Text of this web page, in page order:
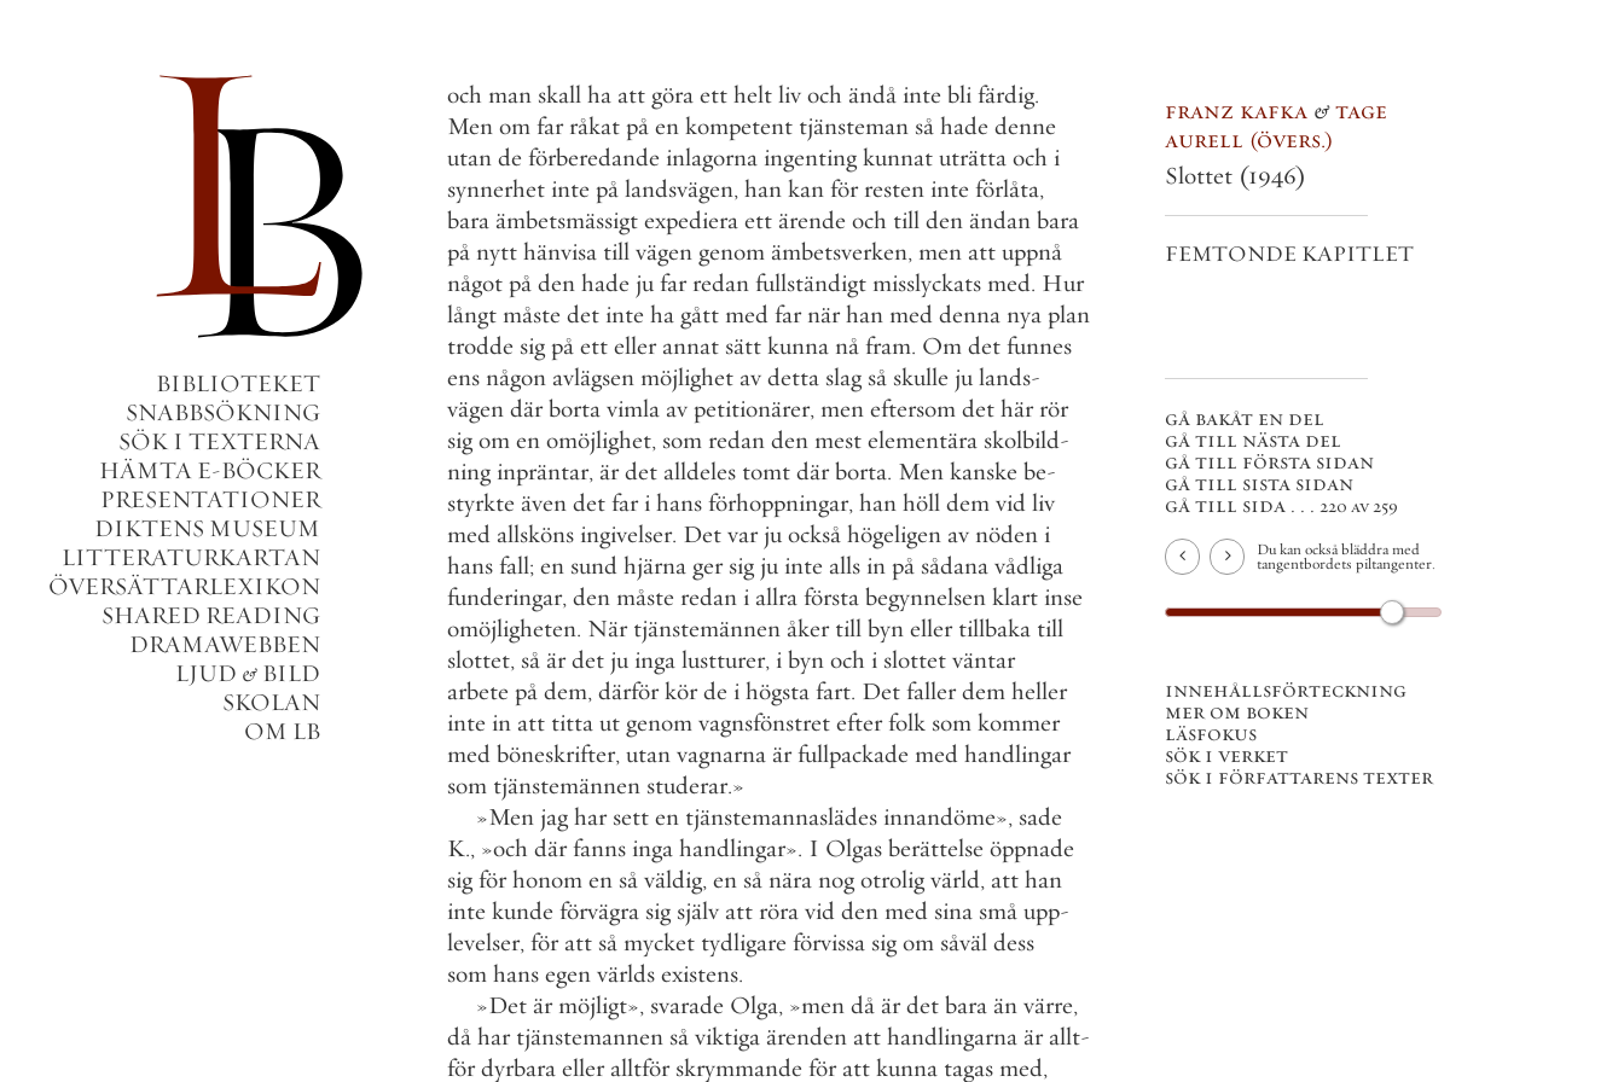
BIBLIOTEKET
SNABBSÖKNING
SÖK I TEXTERNA
HÄMTA E-BÖCKER
PRESENTATIONER
DIKTENS MUSEUM
LITTERATURKARTAN
ÖVERSÄTTARLEXIKON
SHARED READING
DRAMAWEBBEN
LJUD & BILD
SKOLAN
OM LB
och man skall ha att göra ett helt liv och ändå inte bli färdig.
Men om far råkat på en kompetent tjänsteman så hade denne
utan de förberedande inlagorna ingenting kunnat uträtta och i
synnerhet inte på landsvägen, han kan för resten inte förlåta,
bara ämbetsmässigt expediera ett ärende och till den ändan bara
på nytt hänvisa till vägen genom ämbetsverken, men att uppnå
något på den hade ju far redan fullständigt misslyckats med. Hur
långt måste det inte ha gått med far när han med denna nya plan
trodde sig på ett eller annat sätt kunna nå fram. Om det funnes
ens någon avlägsen möjlighet av detta slag så skulle ju lands-
vägen där borta vimla av petitionärer, men eftersom det här rör
sig om en omöjlighet, som redan den mest elementära skolbild-
ning inpräntar, är det alldeles tomt där borta. Men kanske be-
styrkte även det far i hans förhoppningar, han höll dem vid liv
med allsköns ingivelser. Det var ju också högeligen av nöden i
hans fall; en sund hjärna ger sig ju inte alls in på sådana vådliga
funderingar, den måste redan i allra första begynnelsen klart inse
omöjligheten. När tjänstemännen åker till byn eller tillbaka till
slottet, så är det ju inga lustturer, i byn och i slottet väntar
arbete på dem, därför kör de i högsta fart. Det faller dem heller
inte in att titta ut genom vagnsfönstret efter folk som kommer
med böneskrifter, utan vagnarna är fullpackade med handlingar
som tjänstemännen studerar.»
»Men jag har sett en tjänstemannaslädes innandöme», sade
K., »och där fanns inga handlingar». I Olgas berättelse öppnade
sig för honom en så väldig, en så nära nog otrolig värld, att han
inte kunde förvägra sig själv att röra vid den med sina små upp-
levelser, för att så mycket tydligare förvissa sig om såväl dess
som hans egen världs existens.
»Det är möjligt», svarade Olga, »men då är det bara än värre,
då har tjänstemannen så viktiga ärenden att handlingarna är allt-
för dyrbara eller alltför skrymmande för att kunna tagas med,
franz kafka & tage
aurell övers.
Slottet (1946)
FEMTONDE KAPITLET
gå bakåt en del
gå till nästa del
gå till första sidan
gå till sista sidan
gå till sida . . . 220 av 259
Du kan också bläddra med
tangentbordets piltangenter.
innehållsförteckning
mer om boken
läsfokus
sök i verket
sök i författarens texter